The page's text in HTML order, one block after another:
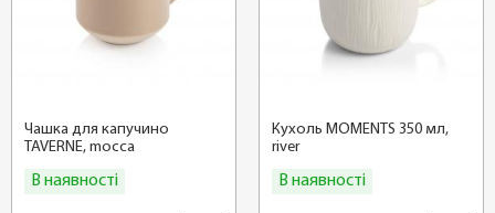
Чашка для капучино
TAVERNE, mocca
В наявності
Кухоль MOMENTS 350 мл,
river
В наявності